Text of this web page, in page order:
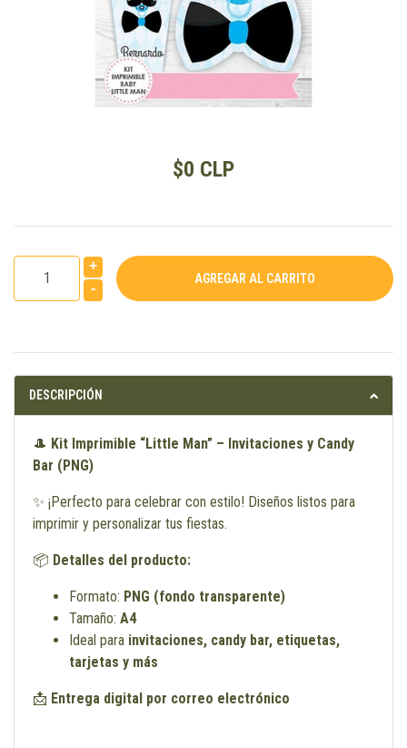
$0 CLP
+
-
DESCRIPCIÓN
🎩 Kit Imprimible “Little Man” – Invitaciones y Candy
Bar (PNG)
✨ ¡Perfecto para celebrar con estilo! Diseños listos para
imprimir y personalizar tus fiestas.
📦 Detalles del producto:
Formato: PNG (fondo transparente)
Tamaño: A4
Ideal para invitaciones, candy bar, etiquetas,
tarjetas y más
📩 Entrega digital por correo electrónico